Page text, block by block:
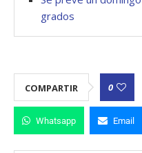
grados
COMPARTIR 0
Whatsapp Email